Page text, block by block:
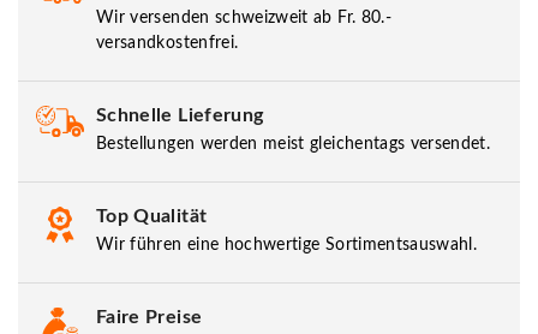
Wir versenden schweizweit ab Fr. 80.-
versandkostenfrei.
Schnelle Lieferung
Bestellungen werden meist gleichentags versendet.
Top Qualität
Wir führen eine hochwertige Sortimentsauswahl.
Faire Preise